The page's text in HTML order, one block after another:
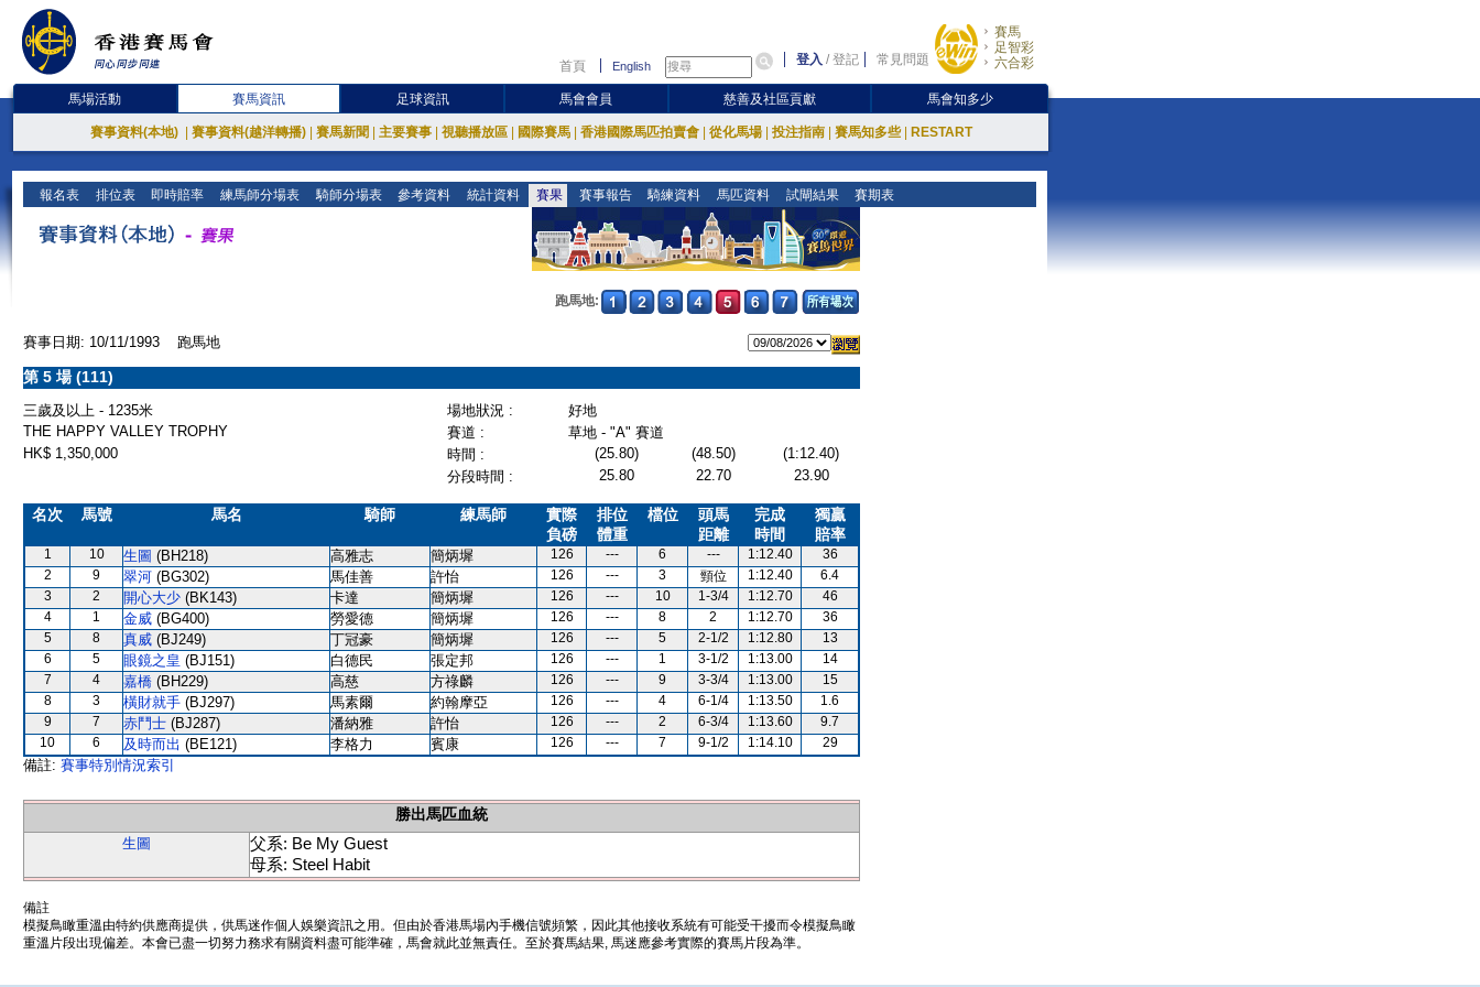
首頁 English 登入 /登記 常見問題
賽馬
足智彩
六合彩
馬場活動 賽馬資訊 足球資訊 馬會會員 慈善及社區貢獻 馬會知多少
賽事資料(本地) 賽事資料(越洋轉播) 賽馬新聞 主要賽事 視聽播放區 國際賽馬 香港國際馬匹拍賣會 從化馬場 投注指南 賽馬知多些 RESTART
報名表 排位表 即時賠率 練馬師分場表 騎師分場表 參考資料 統計資料 賽果 賽事報告 騎練資料 馬匹資料 試閘結果 賽期表
跑馬地:
賽事日期: 10/11/1993 跑馬地
第 5 場 (111)
三歲及以上 - 1235米 場地狀況 :
好地
THE HAPPY VALLEY TROPHY
賽道 :
草地 - "A" 賽道
HK$ 1,350,000
時間 : (25.80) (48.50)
(1:12.40)
分段時間 :
25.80 22.70 23.90
名次 馬號 馬名 騎師 練馬師
實際
負磅
排位
體重
檔位
頭馬
距離
完成
時間
獨贏
賠率
1 10 生圖 (BH218) 高雅志 簡炳墀 126 --- 6 --- 1:12.40
36
2
9 翠河 (BG302) 馬佳善 許怡 126 --- 3 頸位 1:12.40
6.4
3
2 開心大少 (BK143) 卡達 簡炳墀 126 --- 10 1-3/4 1:12.70
46
4
1 金威 (BG400) 勞愛德 簡炳墀 126 --- 8 2 1:12.70
36
5
8 真威 (BJ249) 丁冠豪 簡炳墀 126 --- 5 2-1/2 1:12.80
13
6
5 眼鏡之皇 (BJ151) 白德民 張定邦 126 --- 1 3-1/2 1:13.00
14
7
4 嘉橋 (BH229) 高慈 方祿麟 126 --- 9 3-3/4 1:13.00
15
8
3 橫財就手 (BJ297) 馬素爾 約翰摩亞 126 --- 4 6-1/4 1:13.50
1.6
9
7 赤鬥士 (BJ287) 潘納雅 許怡 126 --- 2 6-3/4 1:13.60
9.7
10
6 及時而出 (BE121) 李格力 賓康 126 --- 7 9-1/2 1:14.10 29
備註: 賽事特別情況索引
勝出馬匹血統
生圖
父系: Be My Guest
母系: Steel Habit
備註
模擬鳥瞰重溫由特約供應商提供，供馬迷作個人娛樂資訊之用。但由於香港馬場內手機信號頻繁，因此其他接收系統有可能受干擾而令模擬鳥瞰
重溫片段出現偏差。本會已盡一切努力務求有關資料盡可能準確，馬會就此並無責任。至於賽馬結果, 馬迷應參考實際的賽馬片段為準。